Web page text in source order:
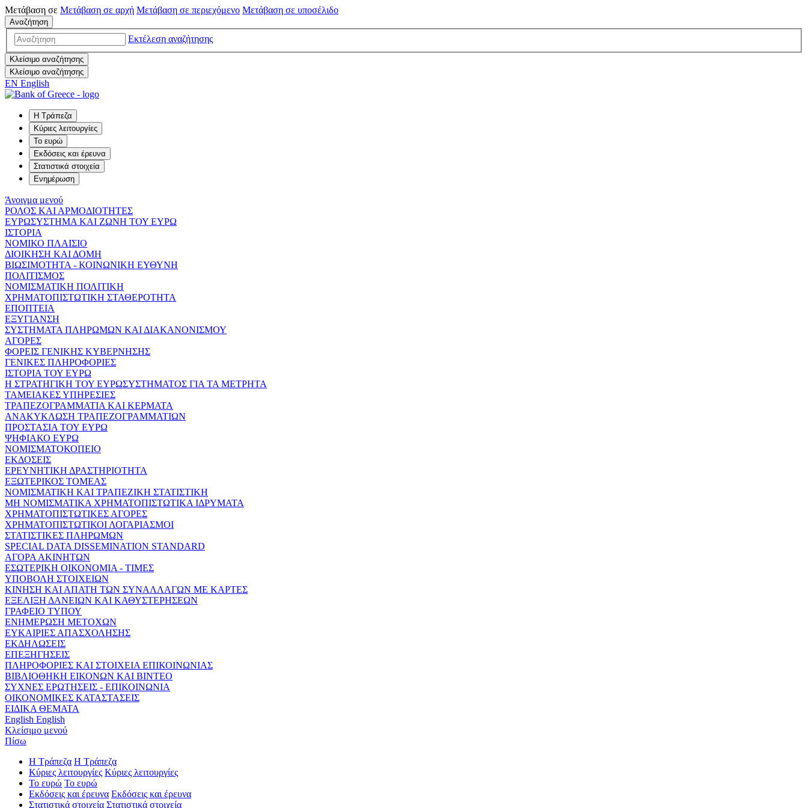
Μετάβαση σε Μετάβαση σε αρχή Μετάβαση σε περιεχόμενο Μετάβαση σε υποσέλιδο
Αναζήτηση
Εκτέλεση αναζήτησης
Κλείσιμο αναζήτησης
Κλείσιμο αναζήτησης
EN English
Η Τράπεζα
Κύριες λειτουργίες
Το ευρώ
Εκδόσεις και έρευνα
Στατιστικά στοιχεία
Ενημέρωση
Άνοιγμα μενού
ΡΟΛΟΣ ΚΑΙ ΑΡΜΟΔΙΟΤΗΤΕΣ
ΕΥΡΩΣΥΣΤΗΜΑ ΚΑΙ ΖΩΝΗ ΤΟΥ ΕΥΡΩ
ΙΣΤΟΡΙΑ
ΝΟΜΙΚΟ ΠΛΑΙΣΙΟ
ΔΙΟΙΚΗΣΗ ΚΑΙ ΔΟΜΗ
ΒΙΩΣΙΜΟΤΗΤΑ - ΚΟΙΝΩΝΙΚΗ ΕΥΘΥΝΗ
ΠΟΛΙΤΙΣΜΟΣ
ΝΟΜΙΣΜΑΤΙΚΗ ΠΟΛΙΤΙΚΗ
ΧΡΗΜΑΤΟΠΙΣΤΩΤΙΚΗ ΣΤΑΘΕΡΟΤΗΤΑ
ΕΠΟΠΤΕΙΑ
ΕΞΥΓΙΑΝΣΗ
ΣΥΣΤΗΜΑΤΑ ΠΛΗΡΩΜΩΝ ΚΑΙ ΔΙΑΚΑΝΟΝΙΣΜΟΥ
ΑΓΟΡΕΣ
ΦΟΡΕΙΣ ΓΕΝΙΚΗΣ ΚΥΒΕΡΝΗΣΗΣ
ΓΕΝΙΚΕΣ ΠΛΗΡΟΦΟΡΙΕΣ
ΙΣΤΟΡΙΑ ΤΟΥ ΕΥΡΩ
Η ΣΤΡΑΤΗΓΙΚΗ ΤΟΥ ΕΥΡΩΣΥΣΤΗΜΑΤΟΣ ΓΙΑ ΤΑ ΜΕΤΡΗΤΑ
ΤΑΜΕΙΑΚΕΣ ΥΠΗΡΕΣΙΕΣ
ΤΡΑΠΕΖΟΓΡΑΜΜΑΤΙΑ ΚΑΙ ΚΕΡΜΑΤΑ
ΑΝΑΚΥΚΛΩΣΗ ΤΡΑΠΕΖΟΓΡΑΜΜΑΤΙΩΝ
ΠΡΟΣΤΑΣΙΑ ΤΟΥ ΕΥΡΩ
ΨΗΦΙΑΚΟ ΕΥΡΩ
ΝΟΜΙΣΜΑΤΟΚΟΠΕΙΟ
ΕΚΔΟΣΕΙΣ
ΕΡΕΥΝΗΤΙΚΗ ΔΡΑΣΤΗΡΙΟΤΗΤΑ
ΕΞΩΤΕΡΙΚΟΣ ΤΟΜΕΑΣ
ΝΟΜΙΣΜΑΤΙΚΗ ΚΑΙ ΤΡΑΠΕΖΙΚΗ ΣΤΑΤΙΣΤΙΚΗ
ΜΗ ΝΟΜΙΣΜΑΤΙΚΑ ΧΡΗΜΑΤΟΠΙΣΤΩΤΙΚΑ ΙΔΡΥΜΑΤΑ
ΧΡΗΜΑΤΟΠΙΣΤΩΤΙΚΕΣ ΑΓΟΡΕΣ
ΧΡΗΜΑΤΟΠΙΣΤΩΤΙΚΟΙ ΛΟΓΑΡΙΑΣΜΟΙ
ΣΤΑΤΙΣΤΙΚΕΣ ΠΛΗΡΩΜΩΝ
SPECIAL DATA DISSEMINATION STANDARD
ΑΓΟΡΑ ΑΚΙΝΗΤΩΝ
ΕΣΩΤΕΡΙΚΗ ΟΙΚΟΝΟΜΙΑ - ΤΙΜΕΣ
ΥΠΟΒΟΛΗ ΣΤΟΙΧΕΙΩΝ
ΚΙΝΗΣΗ ΚΑΙ ΑΠΑΤΗ ΤΩΝ ΣΥΝΑΛΛΑΓΩΝ ΜΕ ΚΑΡΤΕΣ
ΕΞΕΛΙΞΗ ΔΑΝΕΙΩΝ ΚΑΙ ΚΑΘΥΣΤΕΡΗΣΕΩΝ
ΓΡΑΦΕΙΟ ΤΥΠΟΥ
ΕΝΗΜΕΡΩΣΗ ΜΕΤΟΧΩΝ
ΕΥΚΑΙΡΙΕΣ ΑΠΑΣΧΟΛΗΣΗΣ
ΕΚΔΗΛΩΣΕΙΣ
ΕΠΕΞΗΓΗΣΕΙΣ
ΠΛΗΡΟΦΟΡΙΕΣ ΚΑΙ ΣΤΟΙΧΕΙΑ ΕΠΙΚΟΙΝΩΝΙΑΣ
ΒΙΒΛΙΟΘΗΚΗ ΕΙΚΟΝΩΝ ΚΑΙ ΒΙΝΤΕΟ
ΣΥΧΝΕΣ ΕΡΩΤΗΣΕΙΣ - ΕΠΙΚΟΙΝΩΝΙΑ
ΟΙΚΟΝΟΜΙΚΕΣ ΚΑΤΑΣΤΑΣΕΙΣ
ΕΙΔΙΚΑ ΘΕΜΑΤΑ
English English
Κλείσιμο μενού
Πίσω
Η Τράπεζα Η Τράπεζα
Κύριες λειτουργίες Κύριες λειτουργίες
Το ευρώ Το ευρώ
Εκδόσεις και έρευνα Εκδόσεις και έρευνα
Στατιστικά στοιχεία Στατιστικά στοιχεία